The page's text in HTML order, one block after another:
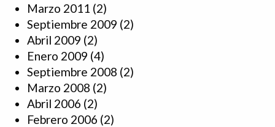
Marzo 2011 (2)
Septiembre 2009 (2)
Abril 2009 (2)
Enero 2009 (4)
Septiembre 2008 (2)
Marzo 2008 (2)
Abril 2006 (2)
Febrero 2006 (2)